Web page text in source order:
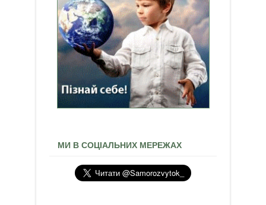
МИ В СОЦІАЛЬНИХ МЕРЕЖАХ